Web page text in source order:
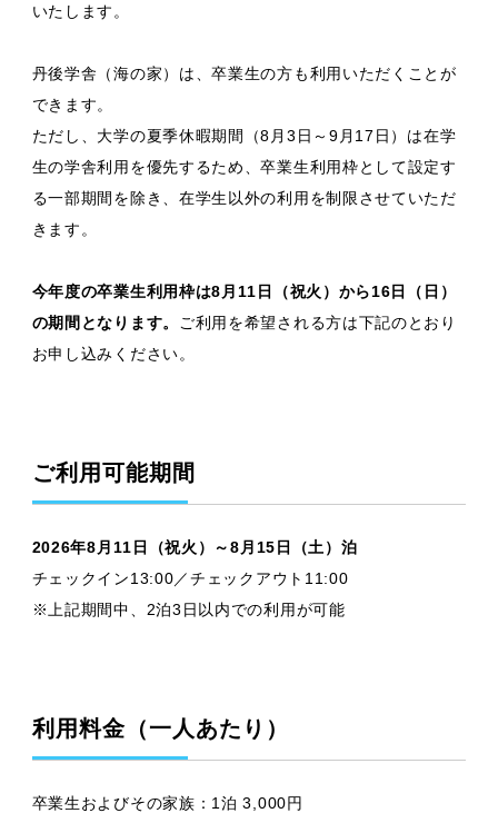
いたします。
丹後学舎（海の家）は、卒業生の方も利用いただくことが
できます。
ただし、大学の夏季休暇期間（8月3日～9月17日）は在学
生の学舎利用を優先するため、卒業生利用枠として設定す
る一部期間を除き、在学生以外の利用を制限させていただ
きます。
今年度の卒業生利用枠は8月11日（祝火）から16日（日）
の期間となります。
ご利用を希望される方は下記のとおり
お申し込みください。
ご利用可能期間
2026年8月11日（祝火）～8月15日（土）泊
チェックイン13:00／チェックアウト11:00
※上記期間中、2泊3日以内での利用が可能
利用料金（一人あたり）
卒業生およびその家族：1泊 3,000円